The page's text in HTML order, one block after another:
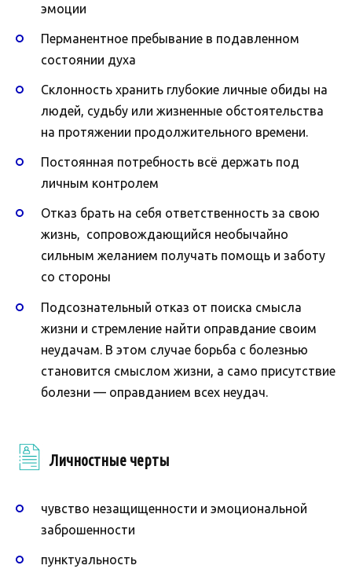
эмоции
Перманентное пребывание в подавленном
состоянии духа
Склонность хранить глубокие личные обиды на
людей, судьбу или жизненные обстоятельства
на протяжении продолжительного времени.
Постоянная потребность всё держать под
личным контролем
Отказ брать на себя ответственность за свою
жизнь, сопровождающийся необычайно
сильным желанием получать помощь и заботу
со стороны
Подсознательный отказ от поиска смысла
жизни и стремление найти оправдание своим
неудачам. В этом случае борьба с болезнью
становится смыслом жизни, а само присутствие
болезни — оправданием всех неудач.
Личностные черты
чувство незащищенности и эмоциональной
заброшенности
пунктуальность